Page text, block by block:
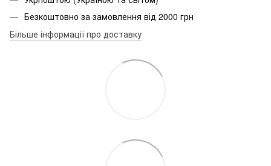
Безкоштовно за замовлення від 2000 грн
Більше інформації про доставку